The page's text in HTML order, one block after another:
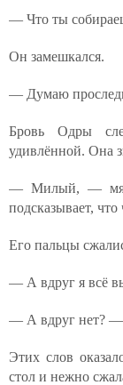
— Что ты
Он замешкался.
— Думаю
Бровь Одры
удивлённой. Она
— Милый, —
подсказывает,
Его пальцы
— А вдруг я всё
— А вдруг нет? —
Этих слов
стол и нежно